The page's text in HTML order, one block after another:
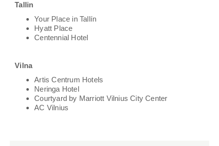
Tallin
Your Place in Tallín
Hyatt Place
Centennial Hotel
Vilna
Artis Centrum Hotels
Neringa Hotel
Courtyard by Marriott Vilnius City Center
AC Vilnius